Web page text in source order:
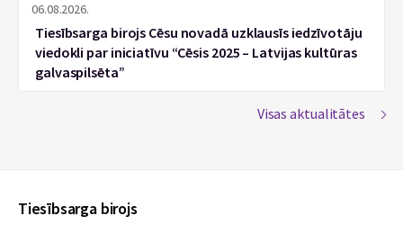
06.08.2026.
Tiesībsarga birojs Cēsu novadā uzklausīs iedzīvotāju
viedokli par iniciatīvu “Cēsis 2025 – Latvijas kultūras
galvaspilsēta”
Visas aktualitātes
Tiesībsarga birojs